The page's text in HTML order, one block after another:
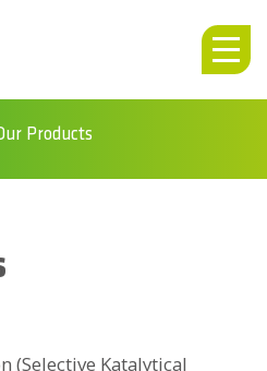
Products
(Selective Katalytical